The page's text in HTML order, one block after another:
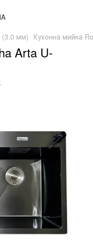
(3.0 мм) Кухонна мийка
Arta U-